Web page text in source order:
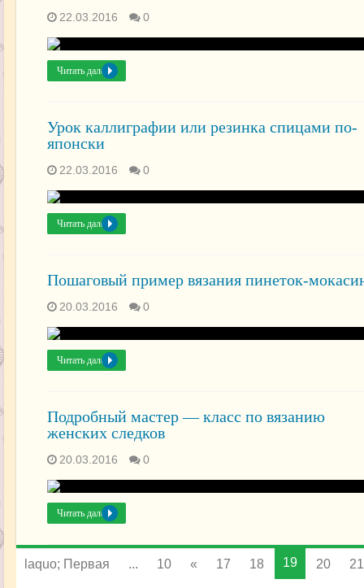
22.03.2016 0
Читать далее »
Урок каллиграфии или резинка спицами по-
японски
22.03.2016 0
Читать далее »
Пошаговый пример вязания пинеток-
20.03.2016 0
Читать далее »
Подробный мастер — класс по вязанию
женских следков
20.03.2016 0
Читать далее »
laquo; Первая ... 10 « 17 18 19 20 21